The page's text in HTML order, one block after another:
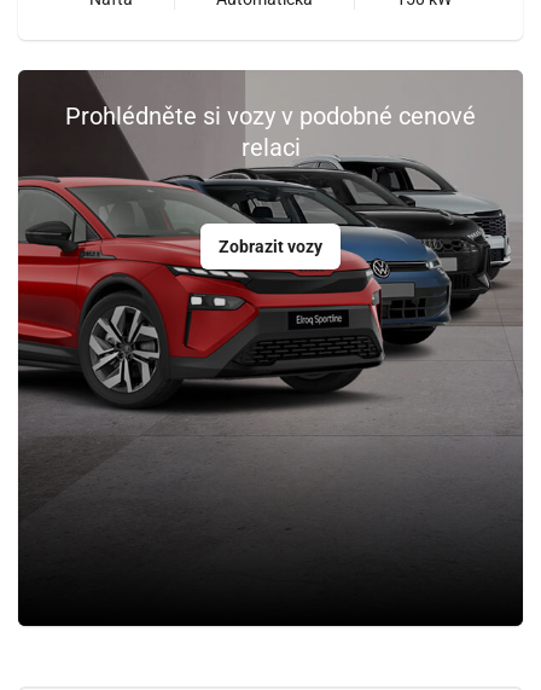
Prohlédněte si vozy v podobné cenové
relaci
Zobrazit vozy